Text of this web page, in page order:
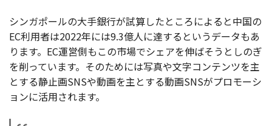
シンガポールの大手銀行が試算したところによると中国の
EC利用者は2022年には9.3億人に達するというデータもあ
ります。EC運営側もこの市場でシェアを伸ばそうとしのぎ
を削っています。そのためには写真や文字コンテンツを主
とする静止画SNSや動画を主とする動画SNSがプロモーシ
ョンに活用されます。